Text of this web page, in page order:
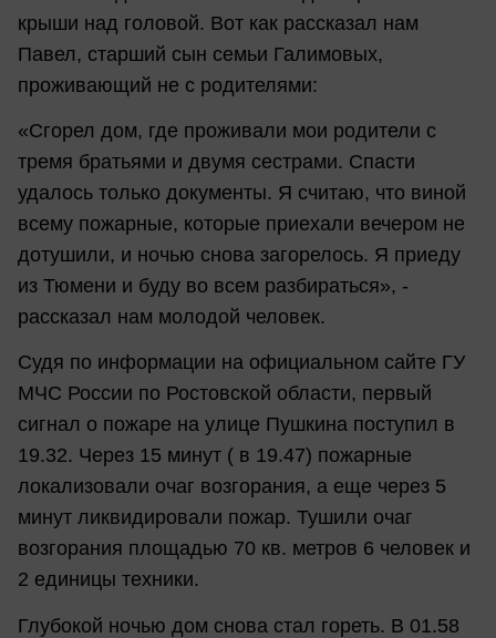
крыши над головой. Вот как рассказал нам
Павел, старший сын семьи Галимовых,
проживающий не с родителями:
«Сгорел дом, где проживали мои родители с
тремя братьями и двумя сестрами. Спасти
удалось только документы. Я считаю, что виной
всему пожарные, которые приехали вечером не
дотушили, и ночью снова загорелось. Я приеду
из Тюмени и буду во всем разбираться», -
рассказал нам молодой человек.
Судя по информации на официальном сайте ГУ
МЧС России по Ростовской области, первый
сигнал о пожаре на улице Пушкина поступил в
19.32. Через 15 минут ( в 19.47) пожарные
локализовали очаг возгорания, а еще через 5
минут ликвидировали пожар. Тушили очаг
возгорания площадью 70 кв. метров 6 человек и
2 единицы техники.
Глубокой ночью дом снова стал гореть. В 01.58